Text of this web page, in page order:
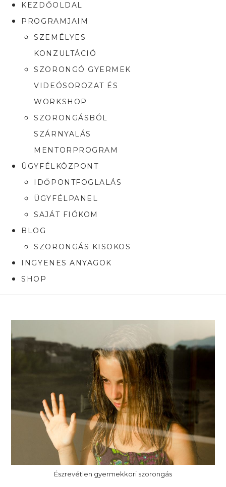
KEZDŐOLDAL
PROGRAMJAIM
SZEMÉLYES
KONZULTÁCIÓ
SZORONGÓ GYERMEK
VIDEÓSOROZAT ÉS
WORKSHOP
SZORONGÁSBÓL
SZÁRNYALÁS
MENTORPROGRAM
ÜGYFÉLKÖZPONT
IDŐPONTFOGLALÁS
ÜGYFÉLPANEL
SAJÁT FIÓKOM
BLOG
SZORONGÁS KISOKOS
INGYENES ANYAGOK
SHOP
Észrevétlen gyermekkori szorongás